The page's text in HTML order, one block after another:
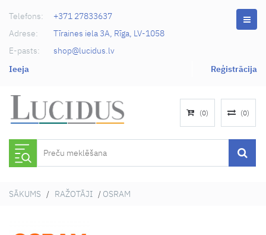
Telefons:
+371 27833637
Adrese:
Tīraines iela 3A, Rīga, LV-1058
E-pasts:
shop@lucidus.lv
Ieeja
Reģistrācija
(0) (0)
SĀKUMS / RAŽOTĀJI / OSRAM